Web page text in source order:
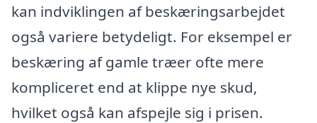
kan indviklingen af beskæringsarbejdet
også variere betydeligt. For eksempel er
beskæring af gamle træer ofte mere
kompliceret end at klippe nye skud,
hvilket også kan afspejle sig i prisen.